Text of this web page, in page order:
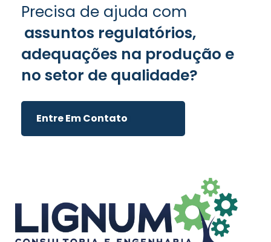
Precisa de ajuda com
assuntos regulatórios,
adequações na produção e
no setor de qualidade?
Entre Em Contato